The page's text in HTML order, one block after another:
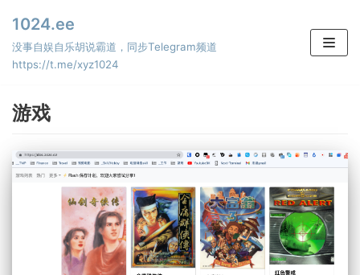
Skip
to
content
1024.ee
没事自娱自乐胡说霸道，同步Telegram频道
https://t.me/xyz1024
游戏